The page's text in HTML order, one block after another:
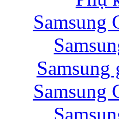
Bao da Samsung
Bao da Galaxy
Samsung
Samsung